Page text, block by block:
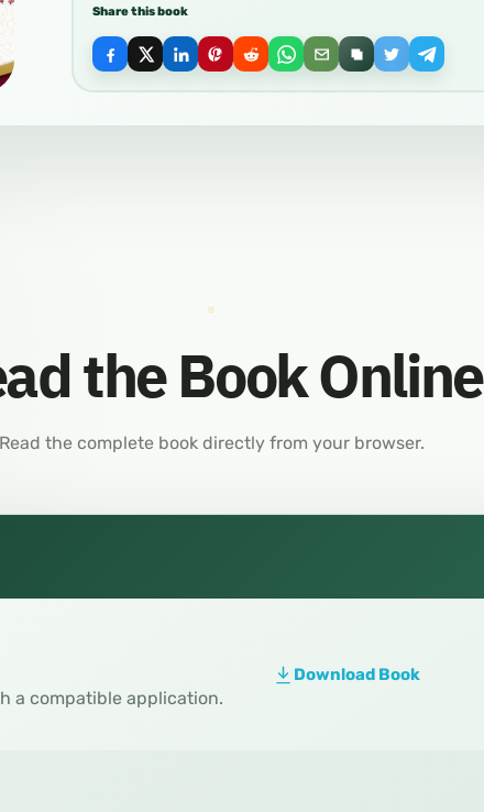
Share this book
the Book Online
the complete book directly from your browser.
a compatible application.
Download Book